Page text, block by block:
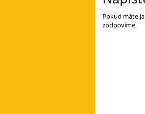
Pokud máte
zodpovíme.